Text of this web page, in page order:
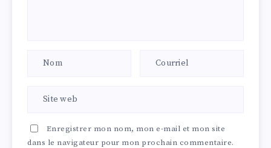
Enregistrer mon nom, mon e-mail et mon site
dans le navigateur pour mon prochain commentaire.